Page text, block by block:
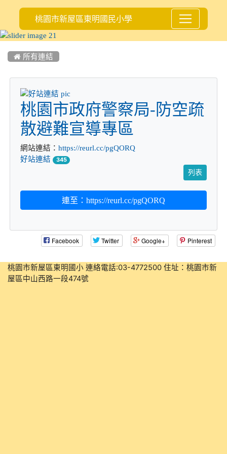
桃園市新屋區東明國民小學
 所有連結
桃園市政府警察局-防空疏
散避難宣導專區
網站連結： https://reurl.cc/pgQORQ
好站連結
345
列表
連至：https://reurl.cc/pgQORQ
Facebook Twitter Google+ Pinterest
桃園市新屋區東明國小 連絡電話:03-4772500 住址：桃園市新
屋區中山西路一段474號